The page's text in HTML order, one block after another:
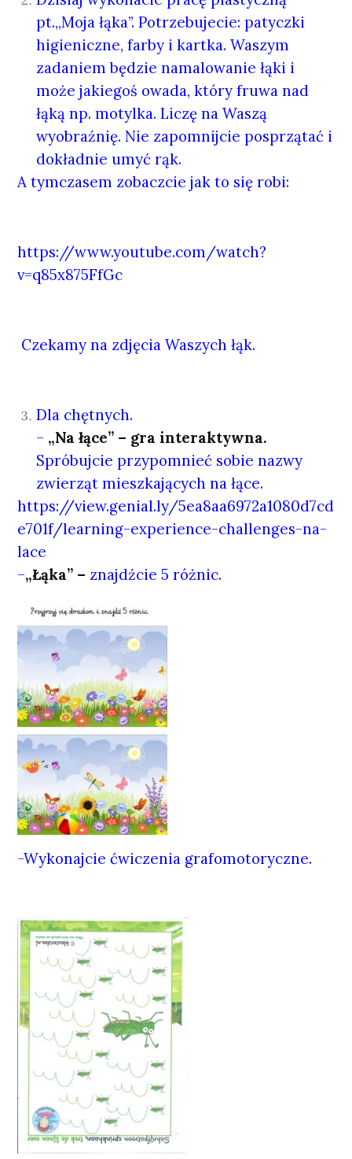
pt.,,Moja łąka”. Potrzebujecie: patyczki
higieniczne, farby i kartka. Waszym
zadaniem będzie namalowanie łąki i
może jakiegoś owada, który fruwa nad
łąką np. motylka. Liczę na Waszą
wyobraźnię. Nie zapomnijcie posprzątać i
dokładnie umyć rąk.
A tymczasem zobaczcie jak to się robi:
https://www.youtube.com/watch?
v=q85x875FfGc
Czekamy na zdjęcia Waszych łąk.
Dla chętnych.
– „Na łące” – gra interaktywna.
Spróbujcie przypomnieć sobie nazwy
zwierząt mieszkających na łące.
https://view.genial.ly/5ea8aa6972a1080d7cd
e701f/learning-experience-challenges-na-
lace
–„Łąka” – znajdźcie 5 różnic.
-Wykonajcie ćwiczenia grafomotoryczne.